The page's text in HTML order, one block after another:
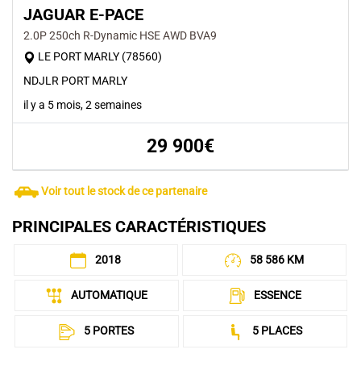
JAGUAR E-PACE
2.0P 250ch R-Dynamic HSE AWD BVA9
LE PORT MARLY (78560)
NDJLR PORT MARLY
il y a 5 mois, 2 semaines
29 900€
Voir tout le stock de ce partenaire
PRINCIPALES CARACTÉRISTIQUES
2018 58 586 KM
AUTOMATIQUE ESSENCE
5 PORTES 5 PLACES